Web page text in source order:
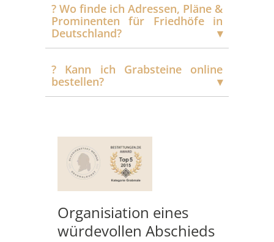
?️ Wo finde ich Adressen, Pläne &
Prominenten für Friedhöfe in
Deutschland?
?️ Kann ich Grabsteine online
bestellen?
Organisiation eines
würdevollen Abschieds